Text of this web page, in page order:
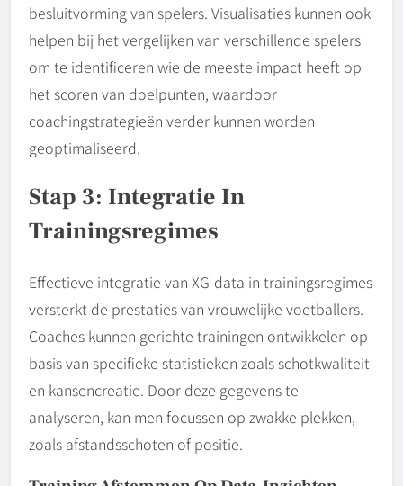
besluitvorming van spelers. Visualisaties kunnen ook
helpen bij het vergelijken van verschillende spelers
om te identificeren wie de meeste impact heeft op
het scoren van doelpunten, waardoor
coachingstrategieën verder kunnen worden
geoptimaliseerd.
Stap 3: Integratie In
Trainingsregimes
Effectieve integratie van XG-data in trainingsregimes
versterkt de prestaties van vrouwelijke voetballers.
Coaches kunnen gerichte trainingen ontwikkelen op
basis van specifieke statistieken zoals schotkwaliteit
en kansencreatie. Door deze gegevens te
analyseren, kan men focussen op zwakke plekken,
zoals afstandsschoten of positie.